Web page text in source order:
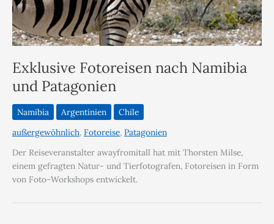
Exklusive Fotoreisen nach Namibia
und Patagonien
Namibia Argentinien
Chile
außergewöhnlich, Fotoreise, Patagonien
Der Reiseveranstalter awayfromitall hat mit Thorsten Milse,
einem gefragten Natur- und Tierfotografen, Fotoreisen in Form
von Foto-Workshops entwickelt.